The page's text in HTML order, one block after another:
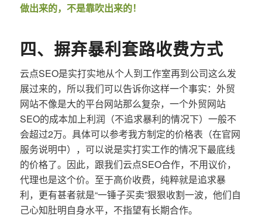
做出来的，不是靠吹出来的！
四、摒弃暴利套路收费方式
云点SEO是实打实地从个人到工作室再到公司这么发
展过来的，所以我们可以告诉你这样一个事实：外贸
网站不像是大的平台网站那么复杂，一个外贸网站
SEO的成本加上利润（不追求暴利的情况下）一般不
会超过2万。具体可以参考我方制定的价格表（在官网
服务说明中），可以说是实打实工作的情况下最底线
的价格了。因此，跟我们云点SEO合作，不用议价，
代理也是这个价。至于高价收费，纯粹就是追求暴
利，更有甚者就是“一锤子买卖”狠狠收割一波，他们自
己心知肚明自身水平，不指望有长期合作。